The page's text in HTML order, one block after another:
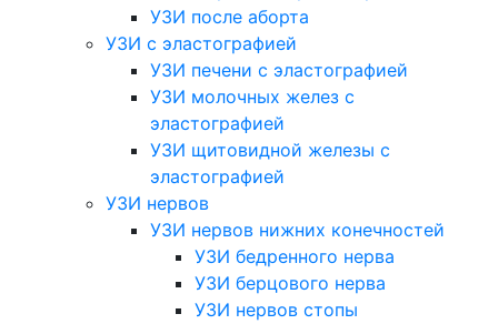
УЗИ после аборта
УЗИ с эластографией
УЗИ печени с эластографией
УЗИ молочных желез с
эластографией
УЗИ щитовидной железы с
эластографией
УЗИ нервов
УЗИ нервов нижних конечностей
УЗИ бедренного нерва
УЗИ берцового нерва
УЗИ нервов стопы